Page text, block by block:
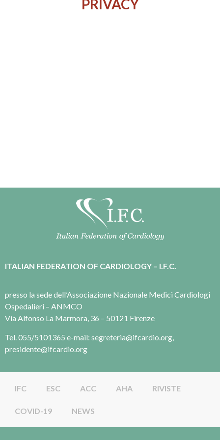
PRIVACY
ITALIAN FEDERATION OF CARDIOLOGY – I.F.C.
presso la sede dell’Associazione Nazionale Medici Cardiologi
Ospedalieri – ANMCO
Via Alfonso La Marmora, 36 – 50121 Firenze
Tel. 055/5101365 e-mail: segreteria@ifcardio.org,
presidente@ifcardio.org
IFC ESC ACC AHA RIVISTE
COVID-19 NEWS